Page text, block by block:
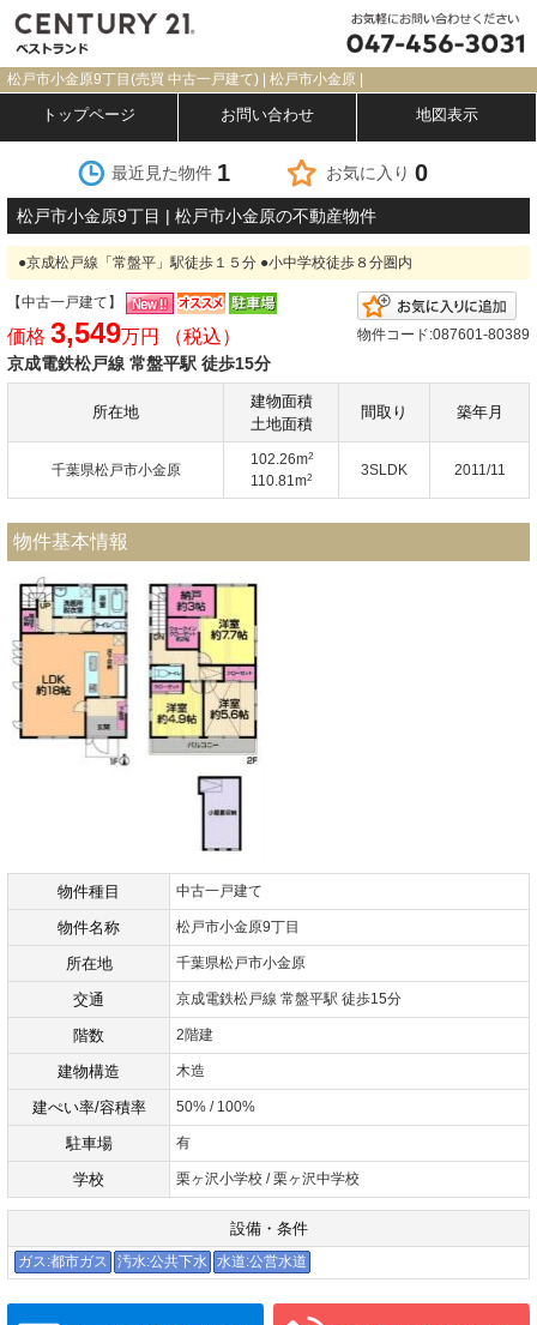
松戸市小金原9丁目(売買 中古一戸建て) | 松戸市小金原 |
トップページ お問い合わせ 地図表示
最近見た物件 1 お気に入り 0
松戸市小金原9丁目 | 松戸市小金原の不動産物件
●京成松戸線「常盤平」駅徒歩１５分 ●小中学校徒歩８分圏内
【中古一戸建て】
価格 3,549万円 （税込）
京成電鉄松戸線 常盤平駅 徒歩15分
物件コード:087601-80389
所在地
建物面積
土地面積
間取り 築年月
千葉県松戸市小金原
102.26m2
110.81m2 3SLDK 2011/11
物件基本情報
物件種目 中古一戸建て
物件名称 松戸市小金原9丁目
所在地 千葉県松戸市小金原
交通 京成電鉄松戸線 常盤平駅 徒歩15分
階数 2階建
建物構造 木造
建ぺい率/容積率 50% / 100%
駐車場 有
学校 栗ヶ沢小学校 / 栗ヶ沢中学校
設備・条件
ガス:都市ガス 汚水:公共下水 水道:公営水道
メールでお問い合わせ